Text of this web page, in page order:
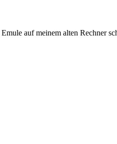
Emule auf meinem alten Rechner